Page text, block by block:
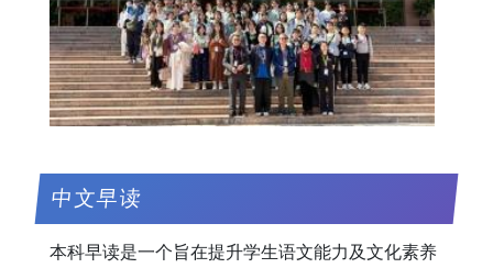
中文早读
本科早读是一个旨在提升学生语文能力及文化素养